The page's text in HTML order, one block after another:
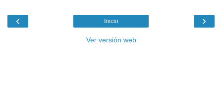
‹ ›
Inicio
Ver versión web